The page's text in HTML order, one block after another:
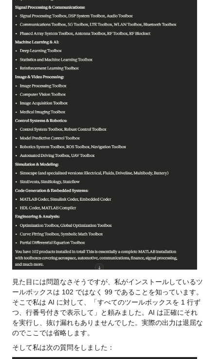
見た目には問題なさそうですが、私がインストールしているツ
ールボックスは 102 ではなく 99 であることを知っています。
そこで私は AI に対して、「すべてのツールボックスを 1 行ず
つ、行番号付きで表示して」と頼みました。AI は正確にそれ
を実行し、抜け漏れもありませんでした。実際の出力は退屈な
のでここでは省略します。
そして私は次の質問をしました：